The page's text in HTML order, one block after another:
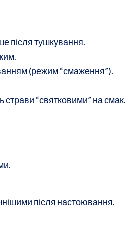
після тушкування.
(режим “смаження”).
“святковими” на смак.
після настоювання.